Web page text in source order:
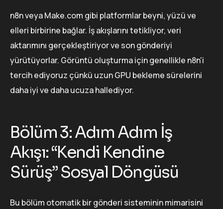
n8n veya Make.com gibi platformlar beyni, yüzü ve
elleri birbirine bağlar. İş akışlarını tetikliyor, veri
aktarımını gerçekleştiriyor ve son gönderiyi
yürütüyorlar. Görüntü oluşturma için genellikle n8n'i
tercih ediyoruz çünkü uzun GPU bekleme sürelerini
daha iyi ve daha ucuza hallediyor.
Bölüm 3: Adım Adım İş
Akışı: “Kendi Kendine
Sürüş” Sosyal Döngüsü
Bu bölüm otomatik bir gönderi sisteminin mimarisini